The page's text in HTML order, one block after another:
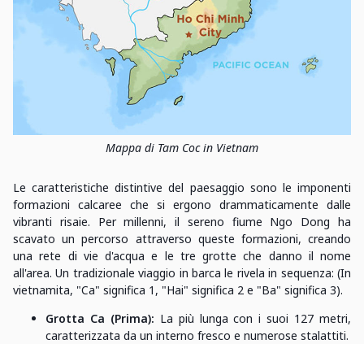
Mappa di Tam Coc in Vietnam
Le caratteristiche distintive del paesaggio sono le imponenti
formazioni calcaree che si ergono drammaticamente dalle
vibranti risaie. Per millenni, il sereno fiume Ngo Dong ha
scavato un percorso attraverso queste formazioni, creando
una rete di vie d'acqua e le tre grotte che danno il nome
all'area. Un tradizionale viaggio in barca le rivela in sequenza: (In
vietnamita, "Ca" significa 1, "Hai" significa 2 e "Ba" significa 3).
Grotta Ca (Prima): La più lunga con i suoi 127 metri,
caratterizzata da un interno fresco e numerose stalattiti.